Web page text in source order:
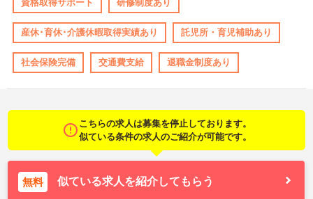
資格取得サポート 研修制度あり
産休･育休･介護休暇取得実績あり 託児所・育児補助あり
社会保険完備 交通費支給 退職金制度あり
こちらの求人は募集を停止しております。
似ている条件の求人のご紹介が可能です。
無料 似ている求人を紹介してもらう